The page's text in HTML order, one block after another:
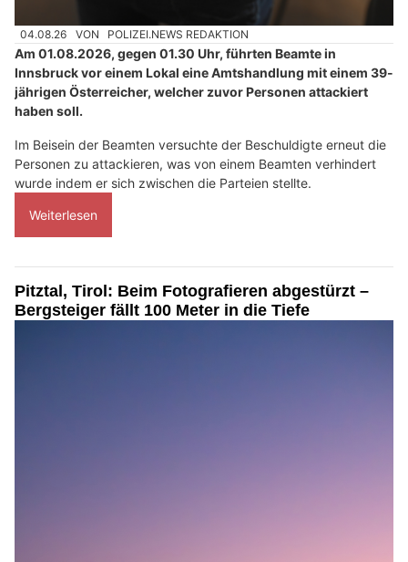
04.08.26 VON POLIZEI.NEWS REDAKTION
Am 01.08.2026, gegen 01.30 Uhr, führten Beamte in
Innsbruck vor einem Lokal eine Amtshandlung mit einem 39-
jährigen Österreicher, welcher zuvor Personen attackiert
haben soll.
Im Beisein der Beamten versuchte der Beschuldigte erneut die
Personen zu attackieren, was von einem Beamten verhindert
wurde indem er sich zwischen die Parteien stellte.
Weiterlesen
Pitztal, Tirol: Beim Fotografieren abgestürzt –
Bergsteiger fällt 100 Meter in die Tiefe